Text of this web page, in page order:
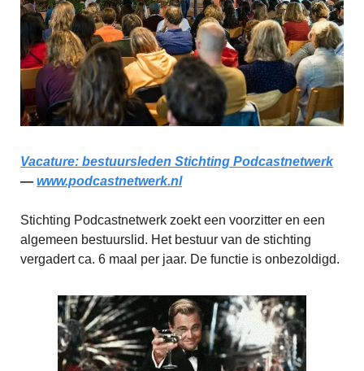
Vacature: bestuursleden Stichting Podcastnetwerk
— www.podcastnetwerk.nl
Stichting Podcastnetwerk zoekt een voorzitter en een
algemeen bestuurslid. Het bestuur van de stichting
vergadert ca. 6 maal per jaar. De functie is onbezoldigd.